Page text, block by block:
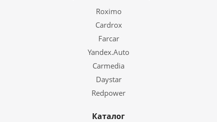
Roximo
Cardrox
Farcar
Yandex.Auto
Carmedia
Daystar
Redpower
Каталог